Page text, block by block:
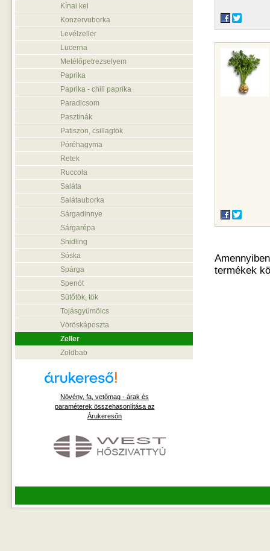
termékek
Kínai kel
Konzervuborka
Levélzeller
Lucerna
Metélőpetrezselyem
Paprika
Paprika - chili paprika
Paradicsom
Pasztinák
Patiszon, csillagtök
Póréhagyma
Retek
Ruccola
Saláta
Salátauborka
Sárgadinnye
Sárgarépa
Snidling
Sóska
Spárga
Spenót
Sütőtök, tök
Tojásgyümölcs
Vöröskáposzta
Zeller
Zöldbab
Növény, fa, vetőmag - árak és
paraméterek összehasonlítása az
Árukeresőn